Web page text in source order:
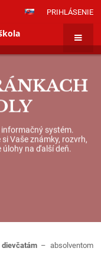
PRIHLÁSENIE
systém.
Vaše známky, rozvrh,
na ďalší deň.
– absolventom